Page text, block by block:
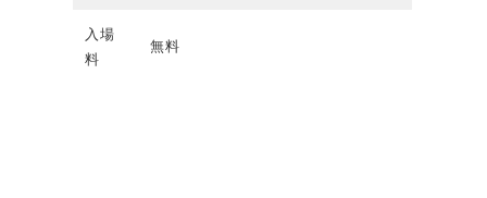
入場
料
無料